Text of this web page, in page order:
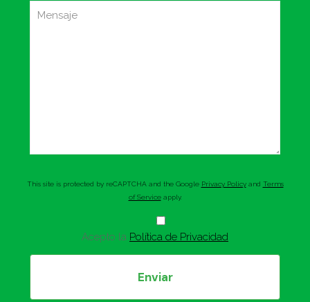
This site is protected by reCAPTCHA and the Google Privacy Policyand Terms
of Serviceapply.
Acepto la Política de Privacidad